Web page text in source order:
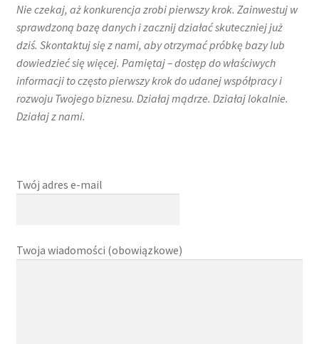
Nie czekaj, aż konkurencja zrobi pierwszy krok. Zainwestuj w
sprawdzoną bazę danych i zacznij działać skuteczniej już
dziś. Skontaktuj się z nami, aby otrzymać próbkę bazy lub
dowiedzieć się więcej. Pamiętaj – dostęp do właściwych
informacji to często pierwszy krok do udanej współpracy i
rozwoju Twojego biznesu. Działaj mądrze. Działaj lokalnie.
Działaj z nami.
Twój adres e-mail
Twoja wiadomości (obowiązkowe)